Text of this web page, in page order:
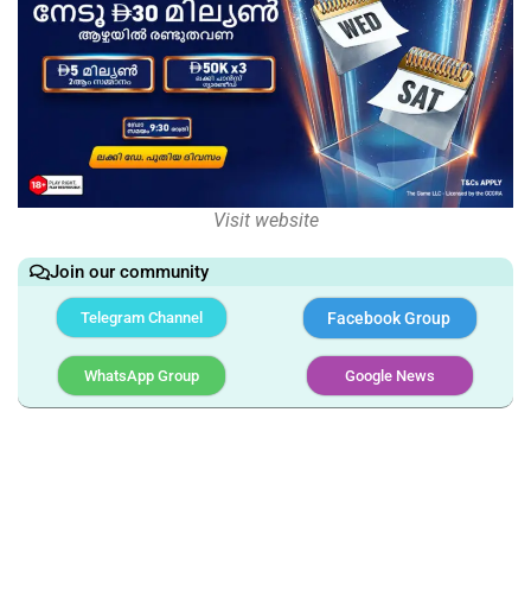
Visit website
Join our community
Telegram Channel Facebook Group
WhatsApp Group Google News